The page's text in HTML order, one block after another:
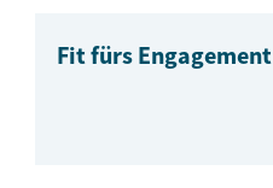
Fit fürs Engagement